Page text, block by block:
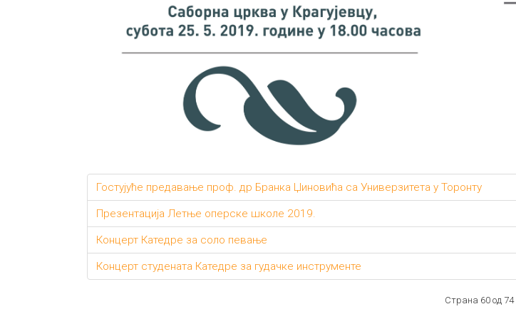
Гостујуће предавање проф. др Бранка Џиновића са Универзитета у Торонту
Презентација Летње оперске школе 2019.
Концерт Катедре за соло певање
Концерт студената Катедре за гудачке инструменте
Страна 60 од 74